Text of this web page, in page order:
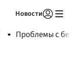
Новости
Проблемы с